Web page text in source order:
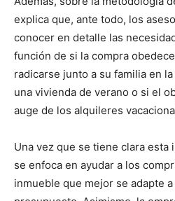
explica que, ante todo, los
conocer en detalle las
función de si la compra
radicarse junto a su familia en
una vivienda de verano o si el
auge de los alquileres
Una vez que se tiene clara esta
se enfoca en ayudar a los
inmueble que mejor se adapte